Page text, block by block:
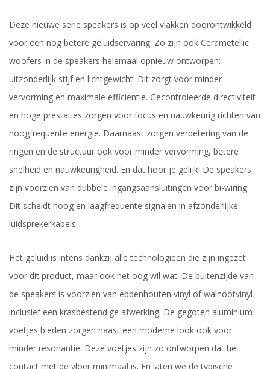
Deze nieuwe serie speakers is op veel vlakken doorontwikkeld
voor een nog betere geluidservaring. Zo zijn ook Cerametellic
woofers in de speakers helemaal opnieuw ontworpen:
uitzonderlijk stijf en lichtgewicht. Dit zorgt voor minder
vervorming en maximale efficiëntie. Gecontroleerde directiviteit
en hoge prestaties zorgen voor focus en nauwkeurig richten van
hoogfrequente energie. Daarnaast zorgen verbetering van de
ringen en de structuur ook voor minder vervorming, betere
snelheid en nauwkeurigheid. En dat hoor je gelijk! De speakers
zijn voorzien van dubbele ingangsaansluitingen voor bi-wiring.
Dit scheidt hoog en laagfrequente signalen in afzonderlijke
luidsprekerkabels.
Het geluid is intens dankzij alle technologieën die zijn ingezet
voor dit product, maar ook het oog wil wat. De buitenzijde van
de speakers is voorzien van ebbenhouten vinyl of walnootvinyl
inclusief een krasbestendige afwerking. De gegoten aluminium
voetjes bieden zorgen naast een moderne look ook voor
minder resonantie. Deze voetjes zijn zo ontworpen dat het
contact met de vloer minimaal is. En laten we de typische